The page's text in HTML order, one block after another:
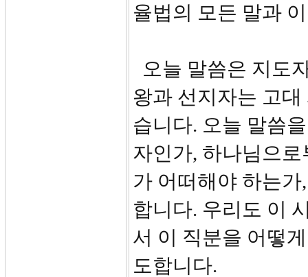
율법의 모든 말과
오늘 말씀은 지도
왕과 선지자는 고
습니다. 오늘 말씀
자인가, 하나님으
가 어떠해야 하는
합니다. 우리도 이
서 이 직분을 어떻
도합니다.